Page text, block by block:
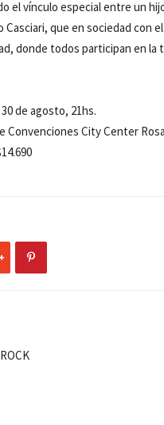
el vínculo especial entre un
Casciari, que en sociedad con
donde todos participan en
de agosto, 21hs.
Convenciones City Center